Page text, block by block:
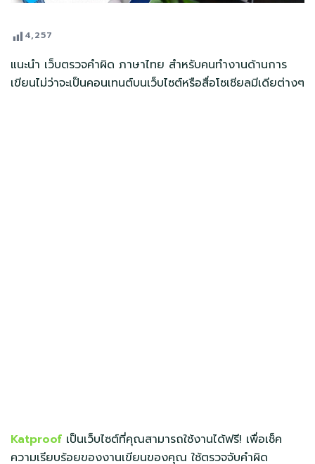
4,257
แนะนำ เว็บตรวจคําผิด ภาษาไทย สำหรับคนทำงานด้านการ
เขียนไม่ว่าจะเป็นคอนเทนต์บนเว็บไซต์หรือสื่อโซเชียลมีเดียต่างๆ
Katproof เป็นเว็บไซต์ที่คุณสามารถใช้งานได้ฟรี! เพื่อเช็ค
ความเรียบร้อยของงานเขียนของคุณ ใช้ตรวจจับคำผิด